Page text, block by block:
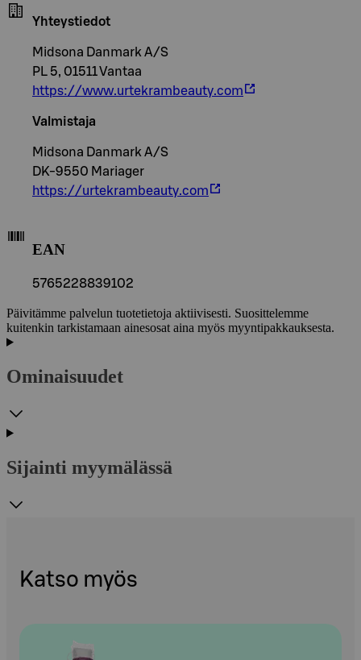
Yhteystiedot
Midsona Danmark A/S
PL 5, 01511 Vantaa
https://www.urtekrambeauty.com
Valmistaja
Midsona Danmark A/S
DK-9550 Mariager
https://urtekrambeauty.com
EAN
5765228839102
Päivitämme palvelun tuotetietoja aktiivisesti. Suosittelemme
kuitenkin tarkistamaan ainesosat aina myös myyntipakkauksesta.
Ominaisuudet
Sijainti myymälässä
Katso myös